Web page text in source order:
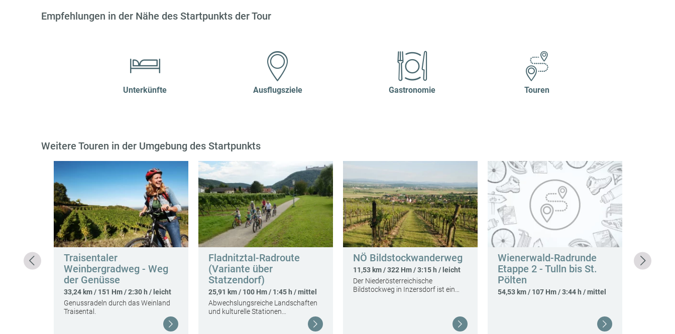
Empfehlungen in der Nähe des Startpunkts der Tour
Unterkünfte Ausflugsziele Gastronomie Touren
Weitere Touren in der Umgebung des Startpunkts
Traisentaler
Weinbergradweg - Weg
der Genüsse
33,24 km / 151 Hm / 2:30 h / leicht
Genussradeln durch das Weinland
Traisental.
Fladnitztal-Radroute
(Variante über
Statzendorf)
25,91 km / 100 Hm / 1:45 h / mittel
Abwechslungsreiche Landschaften
und kulturelle Stationen…
NÖ Bildstockwanderweg
11,53 km / 322 Hm / 3:15 h / leicht
Der Niederösterreichische
Bildstockweg in Inzersdorf ist ein…
Wienerwald-Radrunde
Etappe 2 - Tulln bis St.
Pölten
54,53 km / 107 Hm / 3:44 h / mittel